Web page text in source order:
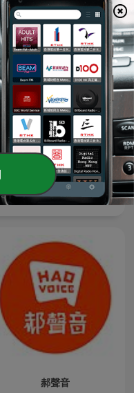
ToxChats©
天天说紫微【紫微星耀讲
解】
郝聲音